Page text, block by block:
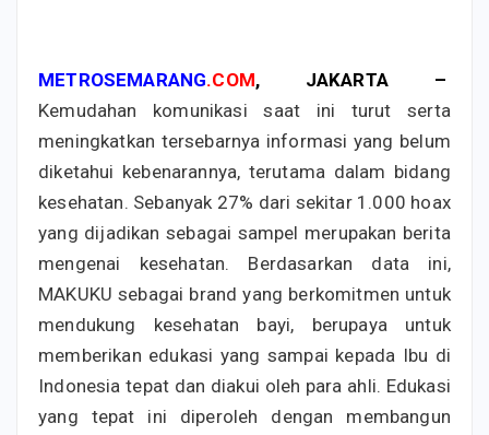
METROSEMARANG.COM, JAKARTA –
Kemudahan komunikasi saat ini turut serta
meningkatkan tersebarnya informasi yang belum
diketahui kebenarannya, terutama dalam bidang
kesehatan. Sebanyak 27% dari sekitar 1.000 hoax
yang dijadikan sebagai sampel merupakan berita
mengenai kesehatan. Berdasarkan data ini,
MAKUKU sebagai brand yang berkomitmen untuk
mendukung kesehatan bayi, berupaya untuk
memberikan edukasi yang sampai kepada Ibu di
Indonesia tepat dan diakui oleh para ahli. Edukasi
yang tepat ini diperoleh dengan membangun